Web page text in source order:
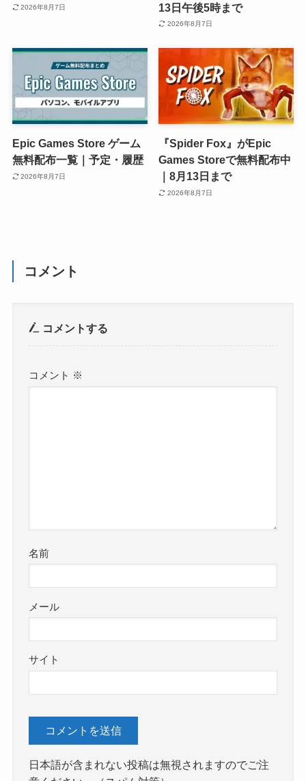
2026年8月7日 13日午後5時まで
2026年8月7日
Epic Games Store ゲーム
無料配布一覧｜予定・履歴
2026年8月7日
『Spider Fox』がEpic
Games Storeで無料配布中
｜8月13日まで
2026年8月7日
コメント
コメントする
コメント ※
名前
メール
サイト
日本語が含まれない投稿は無視されますのでご注